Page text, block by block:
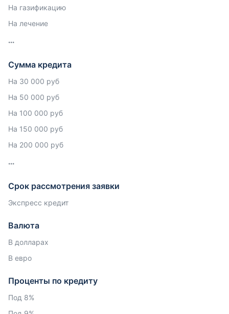
На газификацию
На лечение
Сумма кредита
На 30 000 руб
На 50 000 руб
На 100 000 руб
На 150 000 руб
На 200 000 руб
Срок рассмотрения заявки
Экспресс кредит
Валюта
В долларах
В евро
Проценты по кредиту
Под 8%